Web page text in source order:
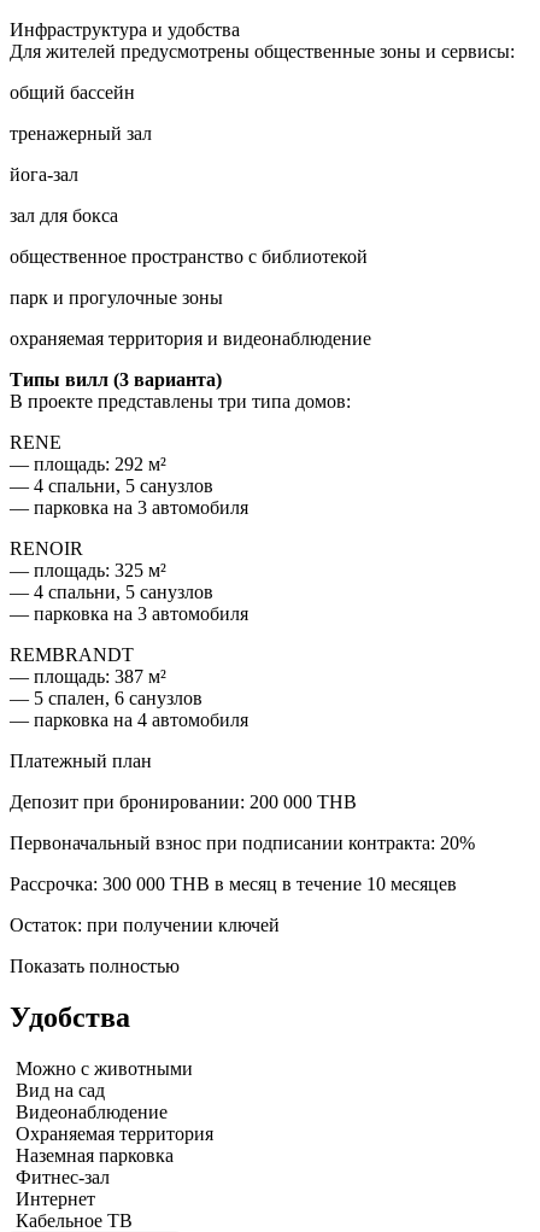
Инфраструктура и удобства
Для жителей предусмотрены общественные зоны и сервисы:
общий бассейн
тренажерный зал
йога-зал
зал для бокса
общественное пространство с библиотекой
парк и прогулочные зоны
охраняемая территория и видеонаблюдение
Типы вилл (3 варианта)
В проекте представлены три типа домов:
RENE
— площадь: 292 м²
— 4 спальни, 5 санузлов
— парковка на 3 автомобиля
RENOIR
— площадь: 325 м²
— 4 спальни, 5 санузлов
— парковка на 3 автомобиля
REMBRANDT
— площадь: 387 м²
— 5 спален, 6 санузлов
— парковка на 4 автомобиля
Платежный план
Депозит при бронировании: 200 000 THB
Первоначальный взнос при подписании контракта: 20%
Рассрочка: 300 000 THB в месяц в течение 10 месяцев
Остаток: при получении ключей
Показать полностью
Удобства
Можно с животными
Вид на сад
Видеонаблюдение
Охраняемая территория
Наземная парковка
Фитнес-зал
Интернет
Кабельное ТВ